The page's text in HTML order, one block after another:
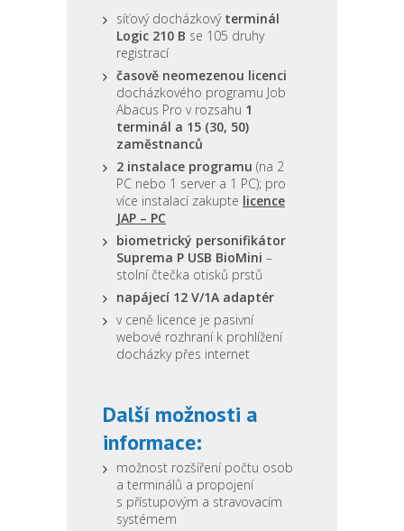
síťový docházkovýterminál
Logic 210 B se 105 druhy
registrací
časově neomezenou licenci
docházkového programu Job
Abacus Pro v rozsahu 1
terminál a 15 (30, 50)
zaměstnanců
2 instalace programu (na 2
PC nebo 1 server a 1 PC); pro
více instalací zakupte licence
JAP – PC
biometrický personifikátor
Suprema P USB BioMini –
stolní čtečka otisků prstů
napájecí 12 V/1A adaptér
v ceně licence je pasivní
webové rozhraní k prohlížení
docházky přes internet
Další možnosti a
informace:
možnost rozšíření počtu osob
a terminálů a propojení
s přístupovým a stravovacím
systémem